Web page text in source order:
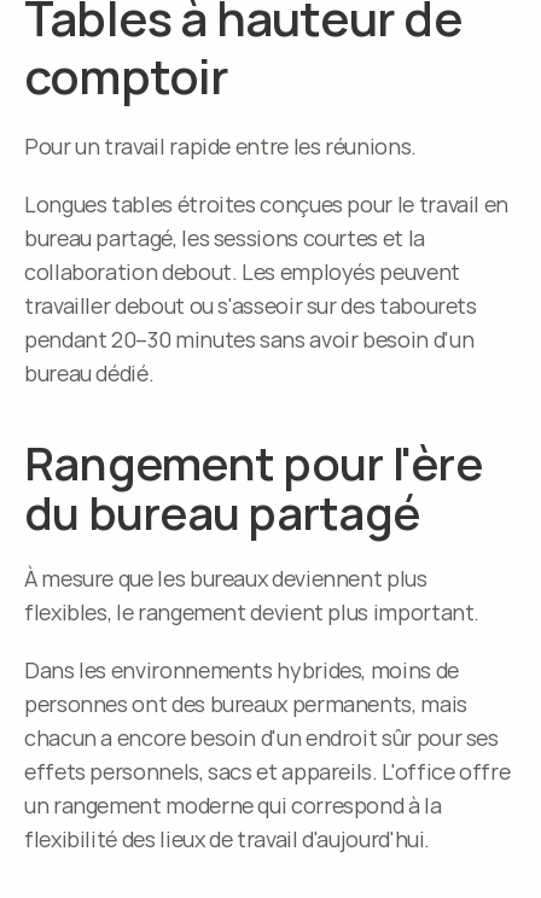
Tables à hauteur de
comptoir
Pour un travail rapide entre les réunions.
Longues tables étroites conçues pour le travail en
bureau partagé, les sessions courtes et la
collaboration debout. Les employés peuvent
travailler debout ou s'asseoir sur des tabourets
pendant 20–30 minutes sans avoir besoin d'un
bureau dédié.
Rangement pour l'ère
du bureau partagé
À mesure que les bureaux deviennent plus
flexibles, le rangement devient plus important.
Dans les environnements hybrides, moins de
personnes ont des bureaux permanents, mais
chacun a encore besoin d'un endroit sûr pour ses
effets personnels, sacs et appareils. L'office offre
un rangement moderne qui correspond à la
flexibilité des lieux de travail d'aujourd'hui.